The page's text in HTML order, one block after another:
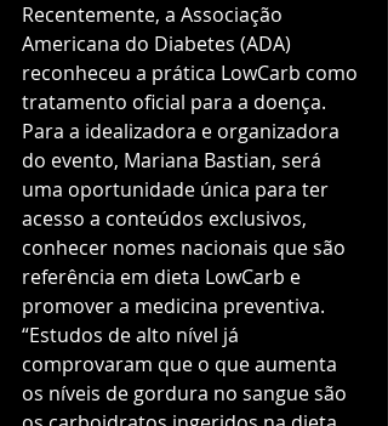
Recentemente, a Associação
Americana do Diabetes (ADA)
reconheceu a prática LowCarb como
tratamento oficial para a doença.
Para a idealizadora e organizadora
do evento, Mariana Bastian, será
uma oportunidade única para ter
acesso a conteúdos exclusivos,
conhecer nomes nacionais que são
referência em dieta LowCarb e
promover a medicina preventiva.
“Estudos de alto nível já
comprovaram que o que aumenta
os níveis de gordura no sangue são